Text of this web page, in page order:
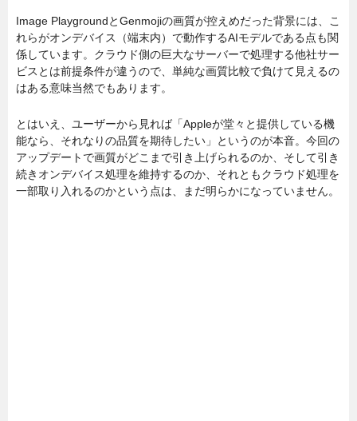
Image PlaygroundとGenmojiの画質が控えめだった背景には、こ
れらがオンデバイス（端末内）で動作するAIモデルである点も関
係しています。クラウド側の巨大なサーバーで処理する他社サー
ビスとは前提条件が違うので、単純な画質比較で負けて見えるの
はある意味当然でもあります。
とはいえ、ユーザーから見れば「Appleが堂々と提供している機
能なら、それなりの品質を期待したい」というのが本音。今回の
アップデートで画質がどこまで引き上げられるのか、そして引き
続きオンデバイス処理を維持するのか、それともクラウド処理を
一部取り入れるのかという点は、まだ明らかになっていません。